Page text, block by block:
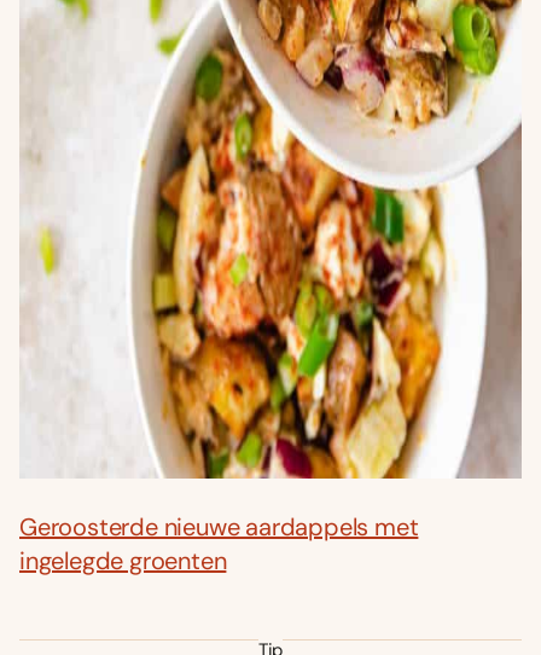
Geroosterde nieuwe aardappels met
ingelegde groenten